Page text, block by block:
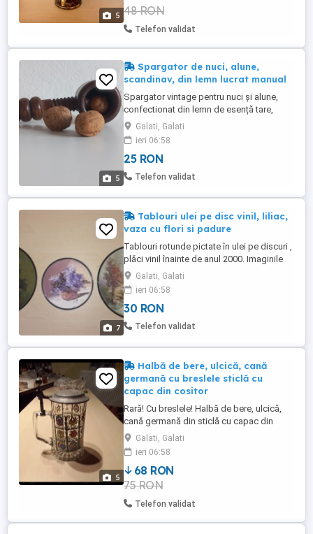
5
Este nefolosită , în stare foarte bună .
Pielea este lipită ...
48 RON
Telefon validat
5
Spargator de nuci, alune,
scandinav, din lemn lucrat manual
Spargator vintage pentru nuci și alune,
confectionat din lemn de esență tare,
lucrat manual prin anii 1960 în vestul
Europei. Dimensiunile sunt cele din poze.
Culoarea este lemn natur. Este folosit cu
ușoare urme de uzură, dar în stare bună.
Dispune de un mâner cu șurub din lemn,
Galati, Galati
ieri 06:58
25 RON
Telefon validat
7
Tablouri ulei pe disc vinil, liliac,
vaza cu flori si padure
Tablouri rotunde pictate în ulei pe discuri ,
plăci vinil înainte de anul 2000. Imaginile
reprezintă : Peisaj de toamnă la izvor, 25
cm diametrul Vază cu flori diverse(
trandafiri etc), 25 cm diametrul, Liliac mov
în vază pe masa , 17 cm diametrul. Stoc :
câte una bucată. Stare : bună. Unul are o
Galati, Galati
ieri 06:58
30 RON
Telefon validat
5
Halbă de bere, ulcică, cană
germană cu breslele sticlă cu
capac din cositor
Rară! Cu breslele! Halbă de bere, ulcică,
cană germană din sticlă cu capac din
cositor , gravat si fixat cu balamale . Este
lucrată manual. Mânerul este din sticlă.
Baza are formă de stea marcată ALWE în
centru, iar pe mâner are gravat Vest
Germany. Înălțimea este 14,5 cm sticla,
18,5 cm cu tot cu ...
Galati, Galati
ieri 06:58
68 RON
75 RON
Telefon validat